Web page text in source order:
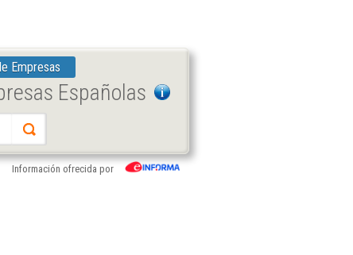
Empresas
Españolas
Información ofrecida por